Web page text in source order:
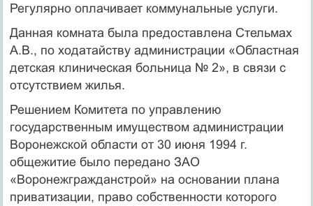
Регулярно оплачивает коммунальные услуги.
Данная комната была предоставлена Стельмах
А.В., по ходатайству администрации «Областная
детская клиническая больница № 2», в связи с
отсутствием жилья.
Решением Комитета по управлению
государственным имуществом администрации
Воронежской области от 30 июня 1994 г.
общежитие было передано ЗАО
«Воронежгражданстрой» на основании плана
приватизации, право собственности которого